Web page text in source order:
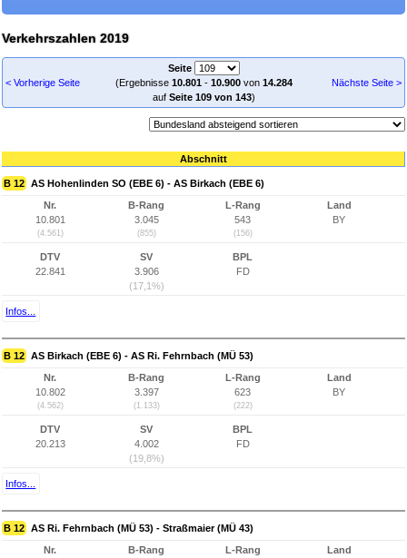
Verkehrszahlen 2019
< Vorherige Seite
Seite
(Ergebnisse 10.801- 10.900von 14.284
auf Seite 109 von 143)
Nächste Seite >
Abschnitt
B 12 AS Hohenlinden SO (EBE 6) - AS Birkach (EBE 6)
Nr.
10.801
(4.561)
B-Rang
3.045
(855)
L-Rang
543
(156)
Land
BY
DTV
22.841
SV
3.906
(17,1%)
BPL
FD
Infos...
B 12 AS Birkach (EBE 6) - AS Ri. Fehrnbach (MÜ 53)
Nr.
10.802
(4.562)
B-Rang
3.397
(1.133)
L-Rang
623
(222)
Land
BY
DTV
20.213
SV
4.002
(19,8%)
BPL
FD
Infos...
B 12 AS Ri. Fehrnbach (MÜ 53) - Straßmaier (MÜ 43)
Nr.
B-Rang
L-Rang
Land